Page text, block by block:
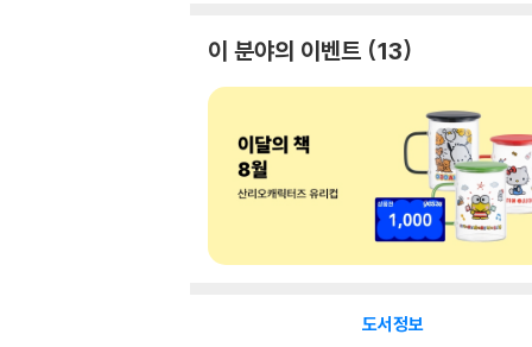
이 분야의 이벤트 13
도서정보